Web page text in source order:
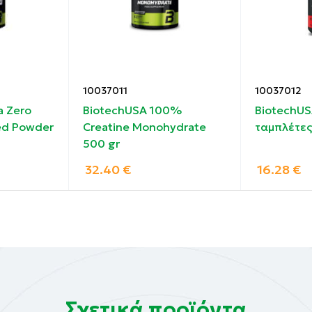
= 1 κουταλάκι του γλυκού) προϊόντος σε 300 ml
υπερβαίνετε τη συνιστώμενη δόση! Χρησιμοποιήστε
παιδιά. Τα συμπληρώματα διατροφής δεν
ζωής. Δεν προορίζεται για χρήση από άτομα κάτω
εάν είστε έγκυος ή θηλάζετε.
Zero
Powder
10037011
BiotechUSA 100%
Creatine Monohydrate
500 gr
32.40 €
10037012
ταμπλέτες
16.28 €